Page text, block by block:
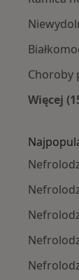
Choroby
Więcej